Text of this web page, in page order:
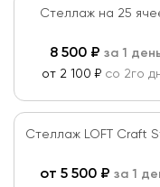
Стеллаж на 25
8 500₽ за 1
от 2 100 ₽ со 2го
Стеллаж LOFT Craft
от 5 500₽ за 1